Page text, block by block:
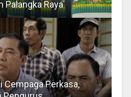
Palangka Raya
Cempaga Perkasa,